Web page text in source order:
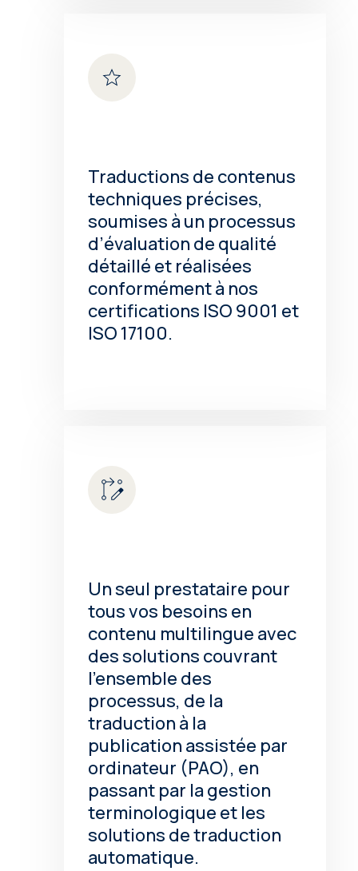
Traductions de contenus
techniques précises,
soumises à un processus
d’évaluation de qualité
détaillé et réalisées
conformément à nos
certifications ISO 9001 et
ISO 17100.
Un seul prestataire pour
tous vos besoins en
contenu multilingue avec
des solutions couvrant
l’ensemble des
processus, de la
traduction à la
publication assistée par
ordinateur (PAO), en
passant par la gestion
terminologique et les
solutions de traduction
automatique.